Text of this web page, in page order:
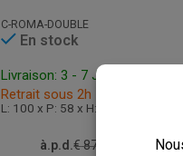
C-ROMA-DOUBLE
En stock
Livraison: 3 - 7 Jours Ouvrables
Retrait sous 2h
L: 100 x P: 58 x H: 72 cm
à.p.d.€87,00 69,50